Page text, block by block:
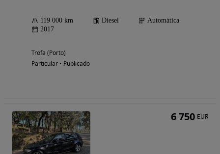
119 000 km Diesel
Automática
2017
Trofa (Porto)
Particular • Publicado
6 750 EUR